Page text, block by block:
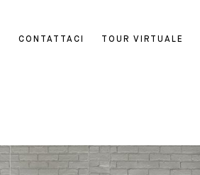
CONTATTACI TOUR VIRTUALE